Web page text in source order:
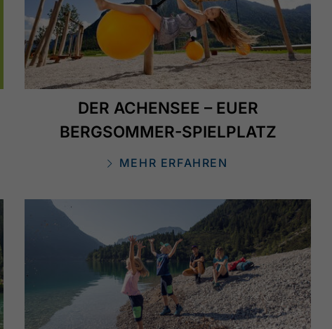
DER ACHENSEE – EUER
BERGSOMMER-SPIELPLATZ
MEHR ERFAHREN